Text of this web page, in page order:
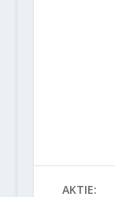
AKTIE: